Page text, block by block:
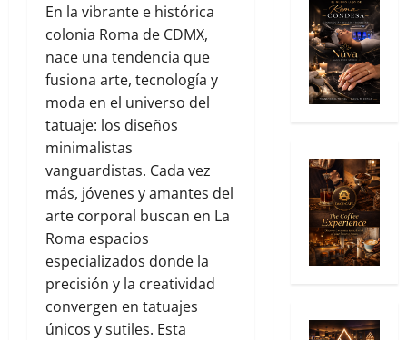
En la vibrante e histórica
colonia Roma de CDMX,
nace una tendencia que
fusiona arte, tecnología y
moda en el universo del
tatuaje: los diseños
minimalistas
vanguardistas. Cada vez
más, jóvenes y amantes del
arte corporal buscan en La
Roma espacios
especializados donde la
precisión y la creatividad
convergen en tatuajes
únicos y sutiles. Esta